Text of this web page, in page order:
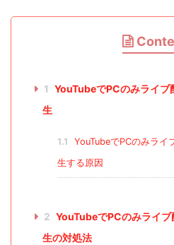
1 YouTubeでPCのみライブ
生
1.1
YouTubeでPCのみライ
生する原因
2 YouTubeでPCのみライ
生の対処法